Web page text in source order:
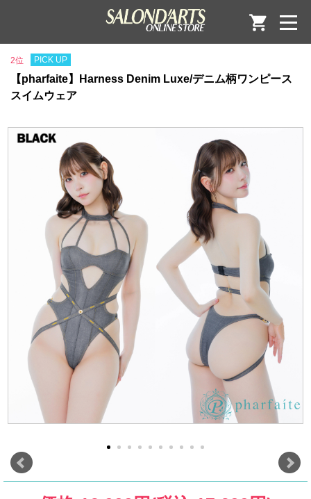
2位 PICK UP
【pharfaite】Harness Denim Luxe/デニム柄ワンピース
スイムウェア